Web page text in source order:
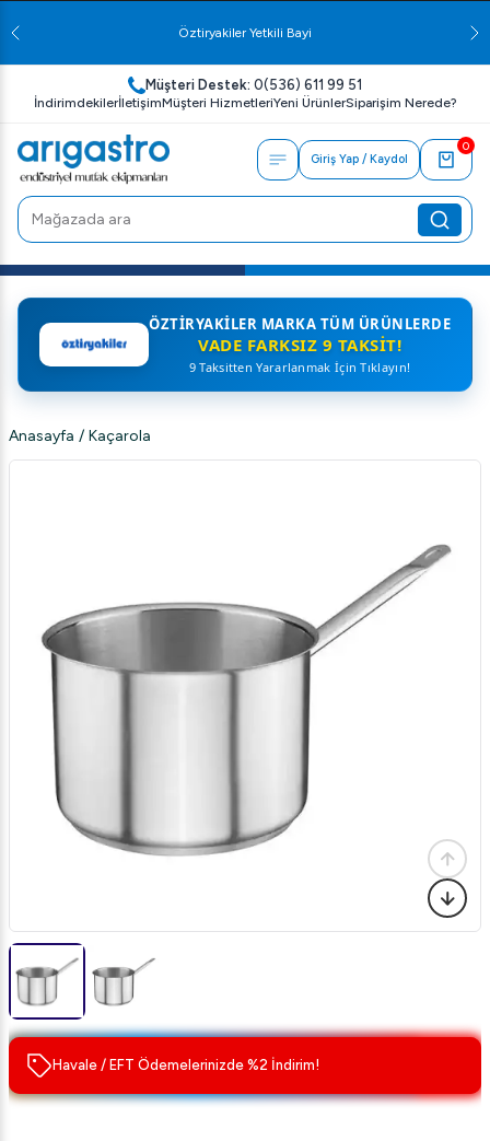
Öztiryakiler Yetkili Bayi
Müşteri Destek: 0(536) 611 99 51
İndirimdekilerİletişimMüşteri HizmetleriYeni ÜrünlerSiparişim Nerede?
Giriş Yap / Kaydol
0
ÖZTIRYAKILER MARKA TÜM ÜRÜNLERDE
VADE FARKSIZ 9 TAKSIT!
9 Taksitten Yararlanmak İçin Tıklayın!
Anasayfa / Kaçarola
Havale / EFT Ödemelerinizde %2 İndirim!